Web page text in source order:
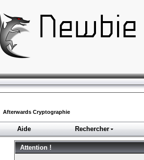
Afterwards Cryptographie
Aide Rechercher
Attention !